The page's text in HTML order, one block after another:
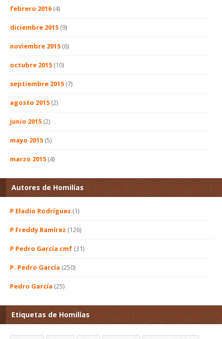
febrero 2016 (4)
diciembre 2015 (9)
noviembre 2015 (6)
octubre 2015 (10)
septiembre 2015 (7)
agosto 2015 (2)
junio 2015 (2)
mayo 2015 (5)
marzo 2015 (4)
Autores de Homilías
P Eladio Rodríguez (1)
P Freddy Ramírez (126)
P Pedro García cmf (31)
P. Pedro García (250)
Pedro García (25)
Etiquetas de Homilías